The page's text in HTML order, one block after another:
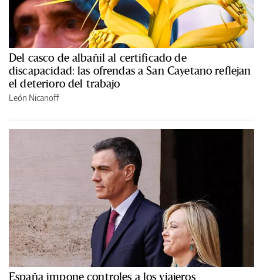
Del casco de albañil al certificado de
discapacidad: las ofrendas a San Cayetano reflejan
el deterioro del trabajo
León Nicanoff
España impone controles a los viajeros